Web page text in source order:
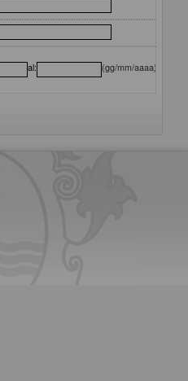
al: (gg/mm/aaaa)